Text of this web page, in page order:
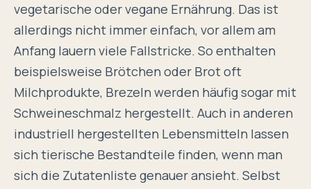
vegetarische oder vegane Ernährung. Das ist
allerdings nicht immer einfach, vor allem am
Anfang lauern viele Fallstricke. So enthalten
beispielsweise Brötchen oder Brot oft
Milchprodukte, Brezeln werden häufig sogar mit
Schweineschmalz hergestellt. Auch in anderen
industriell hergestellten Lebensmitteln lassen
sich tierische Bestandteile finden, wenn man
sich die Zutatenliste genauer ansieht. Selbst